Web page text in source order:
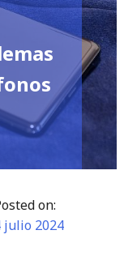
on:
julio 2024